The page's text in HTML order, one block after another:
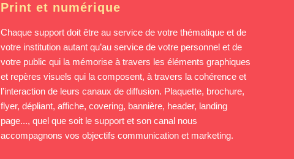
Print et numérique
Chaque support doit être au service de votre thématique et de
votre institution autant qu’au service de votre personnel et de
votre public qui la mémorise à travers les éléments graphiques
et repères visuels qui la composent, à travers la cohérence et
l’interaction de leurs canaux de diffusion. Plaquette, brochure,
flyer, dépliant, affiche, covering, bannière, header, landing
page..., quel que soit le support et son canal nous
accompagnons vos objectifs communication et marketing.